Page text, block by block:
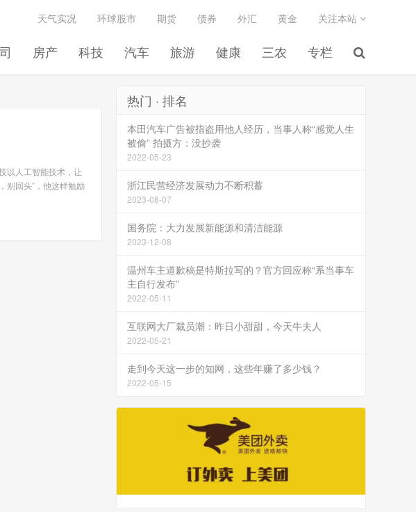
房产 科技 汽车 旅游 健康 三农 专栏
天气实况 环球股市 期货 债券 外汇 黄金 关注本站
以人工智能技术，让
别回头”，他这样勉励
热门 · 排名
本田汽车广告被指盗用他人经历，当事人称“感觉人生
被偷” 拍摄方：没抄袭
2022-05-23
浙江民营经济发展动力不断积蓄
2023-08-07
国务院：大力发展新能源和清洁能源
2023-12-08
温州车主道歉稿是特斯拉写的？官方回应称“系当事车
主自行发布”
2022-05-11
互联网大厂裁员潮：昨日小甜甜，今天牛夫人
2022-05-21
走到今天这一步的知网，这些年赚了多少钱？
2022-05-15